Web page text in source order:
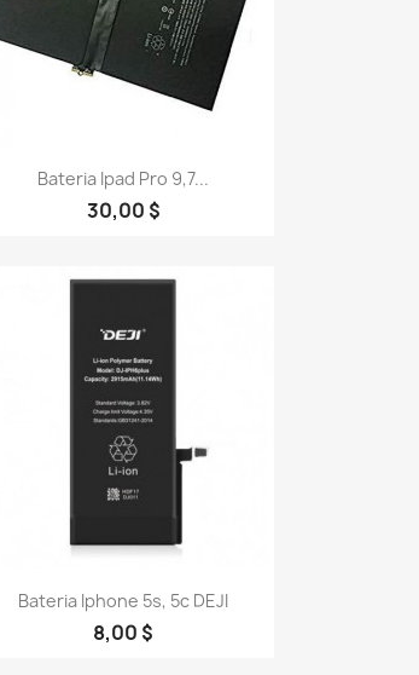
Vista rápida
Bateria Ipad Pro 9,7...
30,00 $
Vista rápida
Bateria Iphone 5s, 5c DEJI
8,00 $